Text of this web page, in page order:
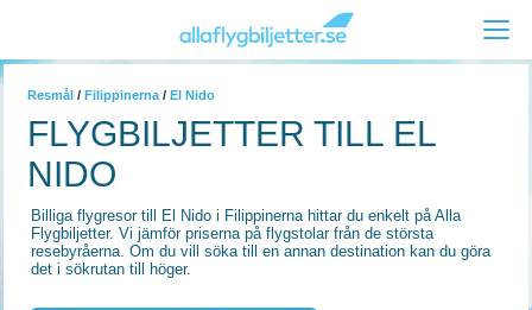
Resmål / Filippinerna / El Nido
FLYGBILJETTER TILL EL
NIDO
Billiga flygresor till El Nido i Filippinerna hittar du enkelt på Alla
Flygbiljetter. Vi jämför priserna på flygstolar från de största
resebyråerna. Om du vill söka till en annan destination kan du göra
det i sökrutan till höger.